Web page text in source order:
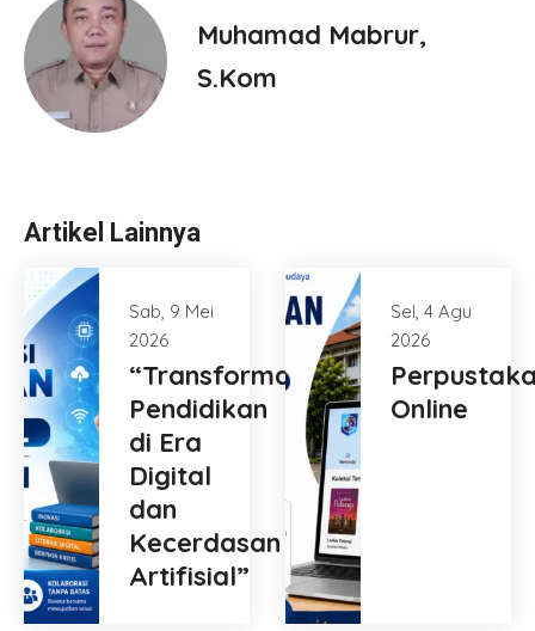
Muhamad Mabrur,
S.Kom
Artikel Lainnya
Sab, 9 Mei
2026
“Transformasi
Pendidikan
di Era
Digital
dan
Kecerdasan
Artifisial”
Sel, 4 Agu
2026
Online